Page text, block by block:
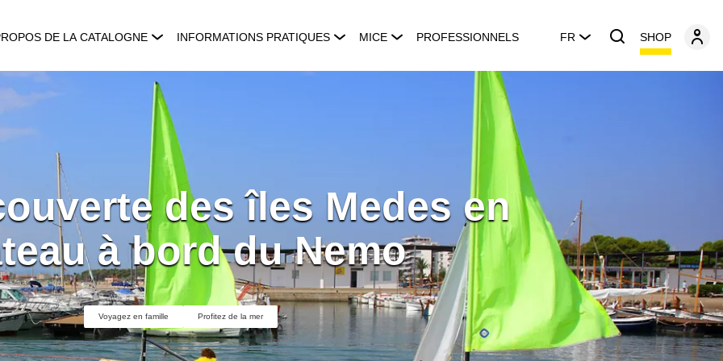
DE LA CATALOGNE INFORMATIONS PRATIQUES MICE PROFESSIONNELS FR SHOP
des îles Medes en
à bord du Nemo
Voyagez en famille Profitez de la mer